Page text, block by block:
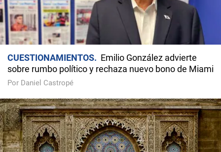
CUESTIONAMIENTOS
Emilio González advierte
sobre rumbo político y rechaza nuevo bono de Miami
Por Daniel Castropé